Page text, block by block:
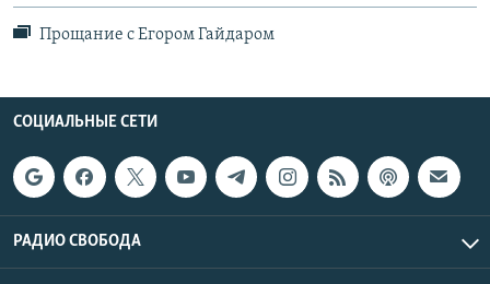
Прощание с Егором Гайдаром
СОЦИАЛЬНЫЕ СЕТИ
РАДИО СВОБОДА